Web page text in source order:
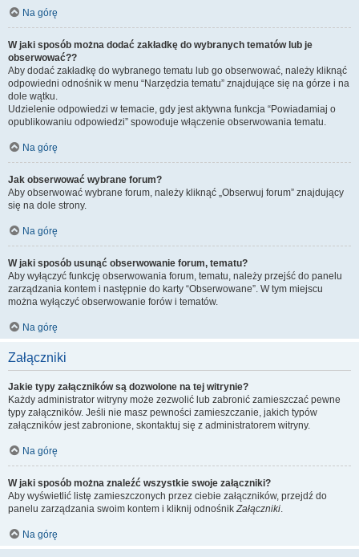
Na górę
W jaki sposób można dodać zakładkę do wybranych tematów lub je
obserwować??
Aby dodać zakładkę do wybranego tematu lub go obserwować, należy kliknąć
odpowiedni odnośnik w menu “Narzędzia tematu” znajdujące się na górze i na
dole wątku.
Udzielenie odpowiedzi w temacie, gdy jest aktywna funkcja “Powiadamiaj o
opublikowaniu odpowiedzi” spowoduje włączenie obserwowania tematu.
Na górę
Jak obserwować wybrane forum?
Aby obserwować wybrane forum, należy kliknąć „Obserwuj forum” znajdujący
się na dole strony.
Na górę
W jaki sposób usunąć obserwowanie forum, tematu?
Aby wyłączyć funkcję obserwowania forum, tematu, należy przejść do panelu
zarządzania kontem i następnie do karty “Obserwowane”. W tym miejscu
można wyłączyć obserwowanie forów i tematów.
Na górę
Załączniki
Jakie typy załączników są dozwolone na tej witrynie?
Każdy administrator witryny może zezwolić lub zabronić zamieszczać pewne
typy załączników. Jeśli nie masz pewności zamieszczanie, jakich typów
załączników jest zabronione, skontaktuj się z administratorem witryny.
Na górę
W jaki sposób można znaleźć wszystkie swoje załączniki?
Aby wyświetlić listę zamieszczonych przez ciebie załączników, przejdź do
panelu zarządzania swoim kontem i kliknij odnośnikZałączniki.
Na górę